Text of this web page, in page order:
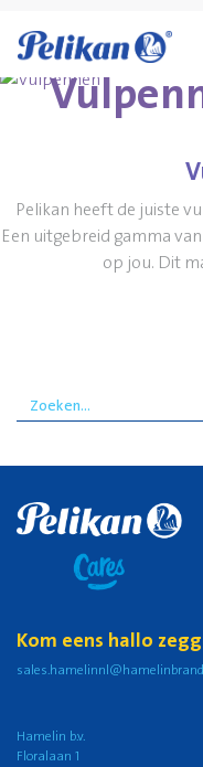
Pelikan heeft de juiste
Een uitgebreid gamma
op jou. Dit
Kom eens hallo
Hamelin b.v.
Floralaan 1